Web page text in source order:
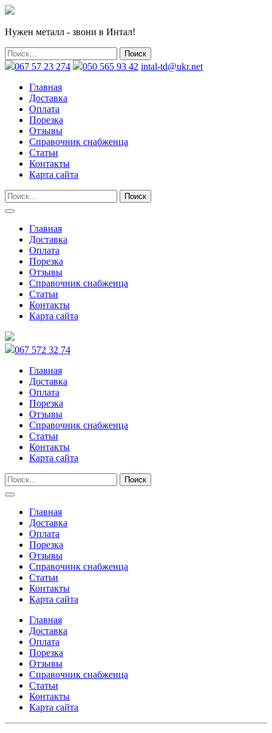
Нужен металл - звони в Интал!
067 57 23 274 050 565 93 42 intal-td@ukr.net
Главная
Доставка
Оплата
Порезка
Отзывы
Справочник снабженца
Статьи
Контакты
Карта сайта
Главная
Доставка
Оплата
Порезка
Отзывы
Справочник снабженца
Статьи
Контакты
Карта сайта
067 572 32 74
Главная
Доставка
Оплата
Порезка
Отзывы
Справочник снабженца
Статьи
Контакты
Карта сайта
Главная
Доставка
Оплата
Порезка
Отзывы
Справочник снабженца
Статьи
Контакты
Карта сайта
Главная
Доставка
Оплата
Порезка
Отзывы
Справочник снабженца
Статьи
Контакты
Карта сайта